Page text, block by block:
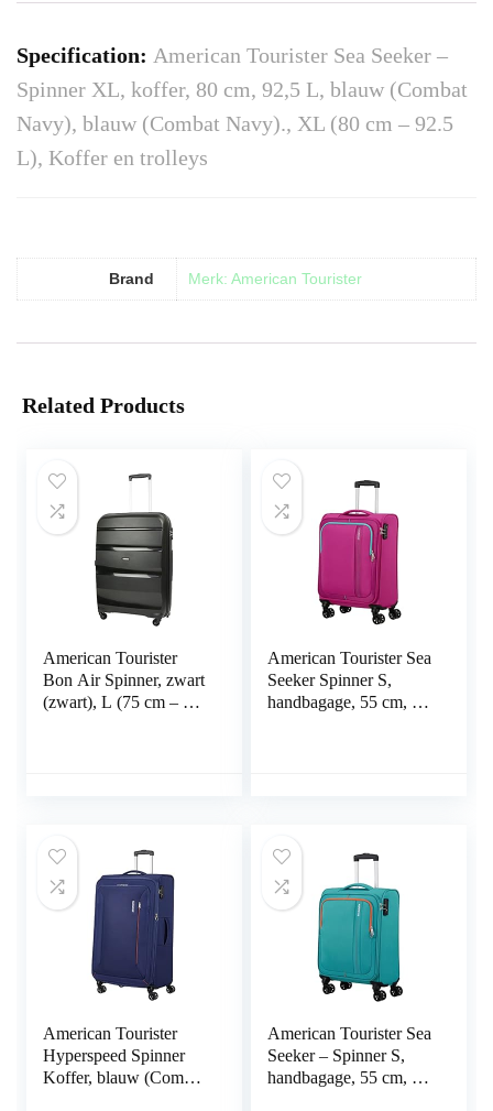
Specification: American Tourister Sea Seeker –
Spinner XL, koffer, 80 cm, 92,5 L, blauw (Combat
Navy), blauw (Combat Navy)., XL (80 cm – 92.5
L), Koffer en trolleys
Brand Merk: American Tourister
Related Products
American Tourister
Bon Air Spinner, zwart
(zwart), L (75 cm – 91
American Tourister Sea
Seeker Spinner S,
handbagage, 55 cm, 36
American Tourister
Hyperspeed Spinner
Koffer, blauw (Combat
American Tourister Sea
Seeker – Spinner S,
handbagage, 55 cm, 36